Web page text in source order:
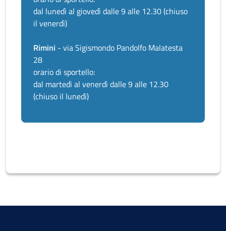
dal lunedì al giovedì dalle 9 alle 12.30 (chiuso
il venerdì)
Rimini - via Sigismondo Pandolfo Malatesta
28
orario di sportello:
dal martedì al venerdì dalle 9 alle 12.30
(chiuso il lunedì)